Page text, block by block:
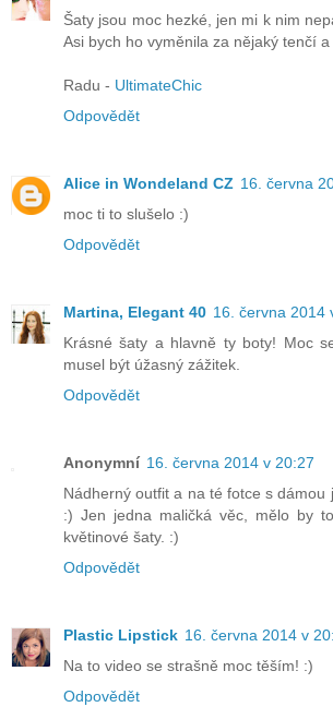
Šaty jsou moc hezké, jen mi k nim
Asi bych ho vyměnila za nějaký tenčí
Radu - UltimateChic
Odpovědět
Alice in Wondeland CZ 16. června
moc ti to slušelo :)
Odpovědět
Martina, Elegant 40 16. června 2014
Krásné šaty a hlavně ty boty! Moc
musel být úžasný zážitek.
Odpovědět
Anonymní 16. června 2014 v 20:27
Nádherný outfit a na té fotce s dámou
:) Jen jedna maličká věc, mělo by
květinové šaty. :)
Odpovědět
Plastic Lipstick 16. června 2014 v
Na to video se strašně moc těším! :)
Odpovědět